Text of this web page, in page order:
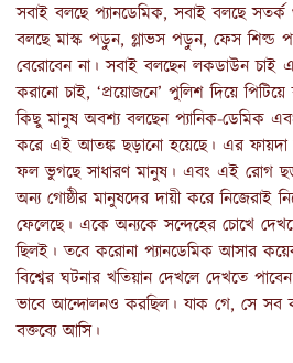
সবাই বলছে প্যানডেমিক, সবাই বলছে
বলছে মাস্ক পড়ুন, গ্লাভস পড়ুন, ফেস শিল্ড
বেরোবেন না। সবাই বলছেন লকডাউন
করানো চাই, ‘প্রয়োজনে’ পুলিশ দিয়ে
কিছু মানুষ অবশ্য বলছেন প্যানিক-ডেমিক এবং
করে এই আতঙ্ক ছড়ানো হয়েছে। এর ফায়দা
ফল ভুগছে সাধারণ মানুষ। এবং এই রোগ
অন্য গোষ্ঠীর মানুষদের দায়ী করে নিজেরাই
ফেলেছে। একে অন্যকে সন্দেহের চোখে
ছিলই। তবে করোনা প্যানডেমিক আসার
বিশ্বের ঘটনার খতিয়ান দেখলে দেখতে
ভাবে আন্দোলনও করছিল। যাক গে, সে সব
বক্তব্যে আসি।